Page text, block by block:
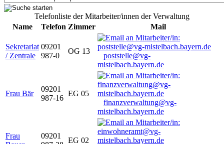
Telefonliste der Mitarbeiter/innen der Verwaltung
Name
Telefon Zimmer Mail
Sekretariat
/ Zentrale
09201
987-0
OG 13
poststelle@vg-
mistelbach.bayern.de
Frau Bär
09201
987-16
EG 05
finanzverwaltung@vg-
mistelbach.bayern.de
Frau
09201
EG 02